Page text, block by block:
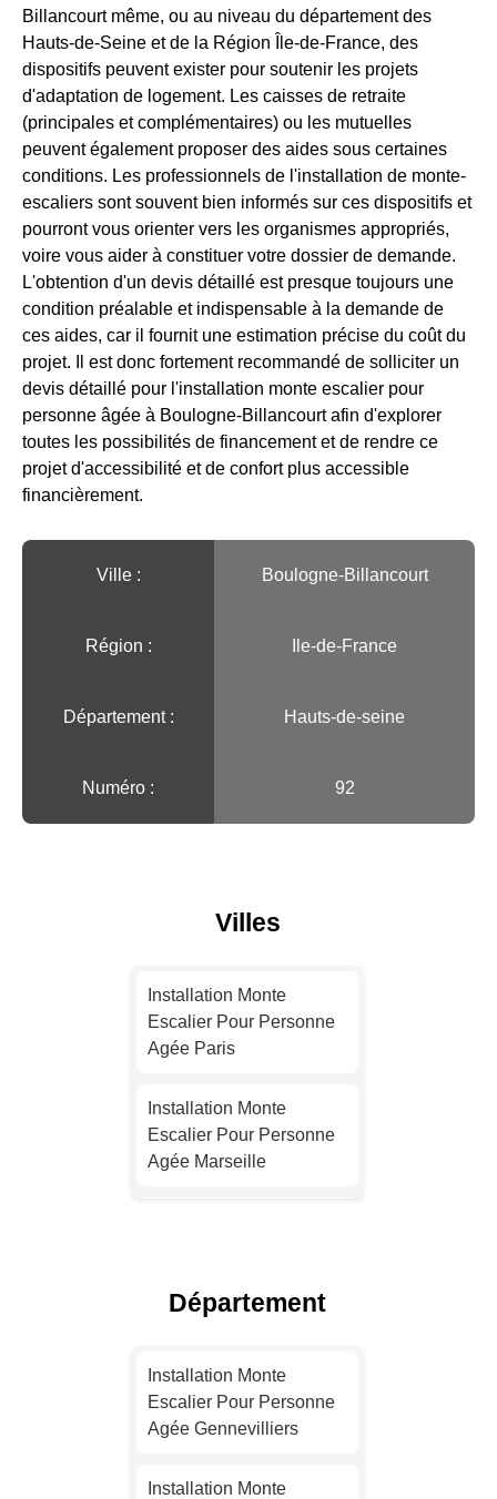
Billancourt même, ou au niveau du département des
Hauts-de-Seine et de la Région Île-de-France, des
dispositifs peuvent exister pour soutenir les projets
d'adaptation de logement. Les caisses de retraite
(principales et complémentaires) ou les mutuelles
peuvent également proposer des aides sous certaines
conditions. Les professionnels de l'installation de monte-
escaliers sont souvent bien informés sur ces dispositifs et
pourront vous orienter vers les organismes appropriés,
voire vous aider à constituer votre dossier de demande.
L'obtention d'un devis détaillé est presque toujours une
condition préalable et indispensable à la demande de
ces aides, car il fournit une estimation précise du coût du
projet. Il est donc fortement recommandé de solliciter un
devis détaillé pour l'installation monte escalier pour
personne âgée à Boulogne-Billancourt afin d'explorer
toutes les possibilités de financement et de rendre ce
projet d'accessibilité et de confort plus accessible
financièrement.
Ville :️ Boulogne-Billancourt
Région :️ Ile-de-France
Département : Hauts-de-seine
Numéro : 92
Villes
Installation Monte
Escalier Pour Personne
Agée Paris
Installation Monte
Escalier Pour Personne
Agée Marseille
Agée Toulouse
Département
Installation Monte
Escalier Pour Personne
Agée Gennevilliers
Installation Monte